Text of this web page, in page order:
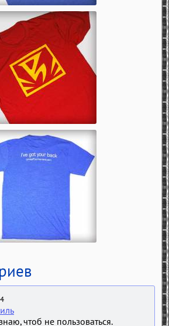
чтоб не пользоваться.